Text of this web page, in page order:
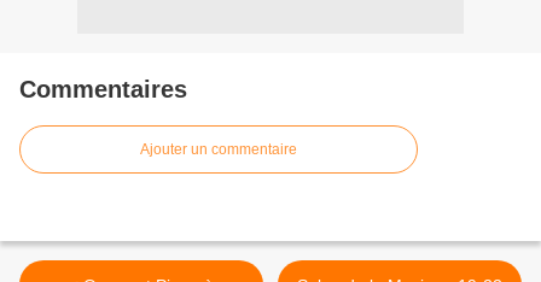
Commentaires
Ajouter un commentaire